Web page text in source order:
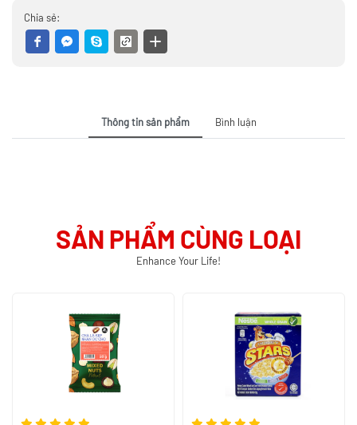
Chia sẻ:
Thông tin sản phẩm Bình luận
SẢN PHẨM CÙNG LOẠI
Enhance Your Life!